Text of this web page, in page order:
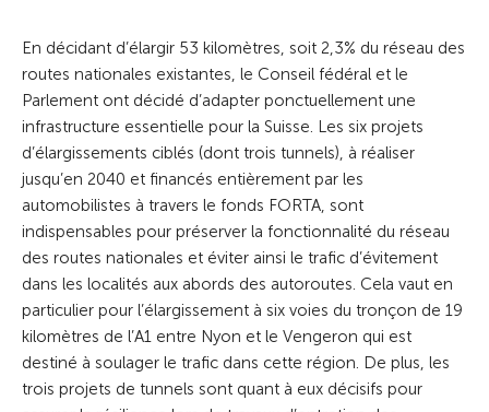
En décidant d’élargir 53 kilomètres, soit 2,3% du réseau des
routes nationales existantes, le Conseil fédéral et le
Parlement ont décidé d’adapter ponctuellement une
infrastructure essentielle pour la Suisse. Les six projets
d’élargissements ciblés (dont trois tunnels), à réaliser
jusqu’en 2040 et financés entièrement par les
automobilistes à travers le fonds FORTA, sont
indispensables pour préserver la fonctionnalité du réseau
des routes nationales et éviter ainsi le trafic d’évitement
dans les localités aux abords des autoroutes. Cela vaut en
particulier pour l’élargissement à six voies du tronçon de 19
kilomètres de l’A1 entre Nyon et le Vengeron qui est
destiné à soulager le trafic dans cette région. De plus, les
trois projets de tunnels sont quant à eux décisifs pour